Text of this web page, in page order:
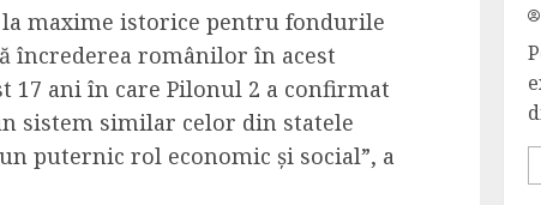
maxime istorice pentru fondurile
încrederea românilor în acest
17 ani în care Pilonul 2 a confirmat
sistem similar celor din statele
puternic rol economic și social”, a